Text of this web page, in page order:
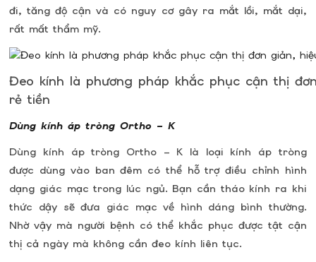
đi, tăng độ cận và có nguy cơ gây ra mắt lồi, mắt dại,
rất mất thẩm mỹ.
Đeo kính là phương pháp khắc phục cận thị
rẻ tiền
Dùng kính áp tròng Ortho – K
Dùng kính áp tròng Ortho – K là loại kính áp tròng
được dùng vào ban đêm có thể hỗ trợ điều chỉnh hình
dạng giác mạc trong lúc ngủ. Bạn cần tháo kính ra khi
thức dậy sẽ đưa giác mạc về hình dáng bình thường.
Nhờ vậy mà người bệnh có thể khắc phục được tật cận
thị cả ngày mà không cần đeo kính liên tục.